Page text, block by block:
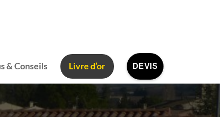
& Conseils Livre d’or DEVIS